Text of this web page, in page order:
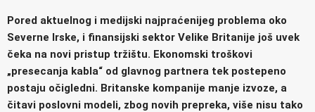
Pored aktuelnog i medijski najpraćenijeg problema oko
Severne Irske, i finansijski sektor Velike Britanije još uvek
čeka na novi pristup tržištu. Ekonomski troškovi
„presecanja kabla“ od glavnog partnera tek postepeno
postaju očigledni. Britanske kompanije manje izvoze, a
čitavi poslovni modeli, zbog novih prepreka, više nisu tako